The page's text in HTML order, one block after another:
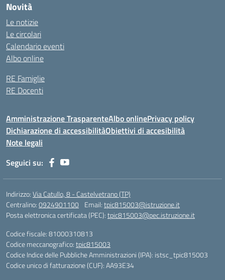
Novità
Le notizie
Le circolari
Calendario eventi
Albo online
RE Famiglie
RE Docenti
Amministrazione TrasparenteAlbo onlinePrivacy policy
Dichiarazione di accessibilitàObiettivi di accesibilità
Note legali
Seguici su:
Indirizzo:Via Catullo, 8 - Castelvetrano (TP)
Centralino:0924901100 Email:tpic815003@istruzione.it
Posta elettronica certificata (PEC):tpic815003@pec.istruzione.it
Codice fiscale: 81000310813
Codice meccanografico:tpic815003
Codice Indice delle Pubbliche Amministrazioni (IPA): istsc_tpic815003
Codice unico di fatturazione (CUF): AA93E34